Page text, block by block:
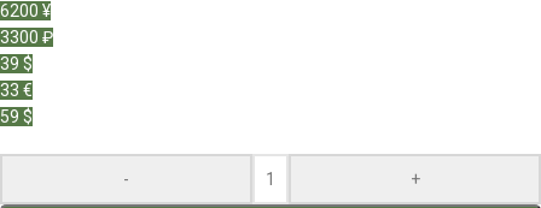
6200 ¥
3300 ₽
39 $
33 €
59 $
- +